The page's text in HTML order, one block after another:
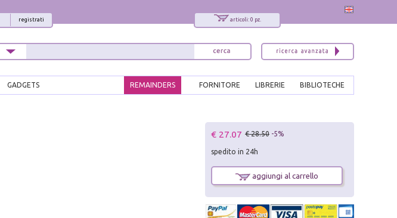
articoli: 0 pz.
registrati
GADGETS BIBLIOTECHE
LIBRERIE
FORNITORE
REMAINDERS
€ 27.07 € 28.50 -5%
spedito in 24h
aggiungi al carrello
x
Interessato ai nostri libri?
Sarai informato delle nostre novità, potrai
comunque cancellarti quando desideri.
modulo di iscrizione